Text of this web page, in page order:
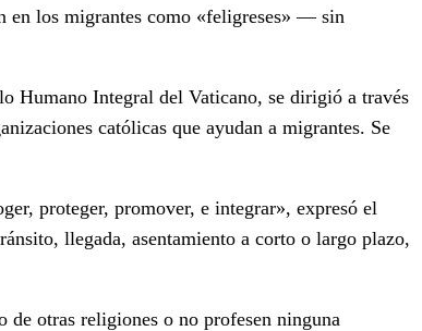
en los migrantes como «feligreses» — sin
Humano Integral del Vaticano, se dirigió a través
católicas que ayudan a migrantes. Se
proteger, promover, e integrar», expresó el
llegada, asentamiento a corto o largo plazo,
de otras religiones o no profesen ninguna